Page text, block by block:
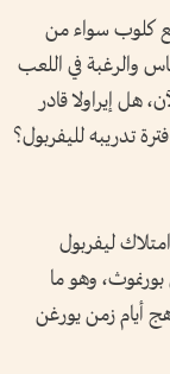
مع كلوب سواء من
والرغبة في اللعب
هل إيراولا قادر
تدريبه لليفربول؟
ليفربول
وهو ما
أيام زمن يورغن